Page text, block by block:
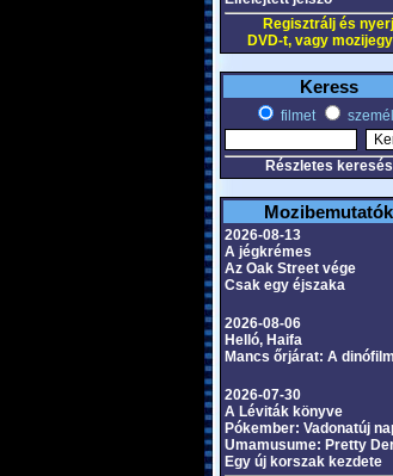
Regisztrálj és nyerj
DVD-t, vagy
Keress
filmet
Részletes keresés
Mozibemutatók
2026-08-13
A jégkrémes
Az Oak Street vége
Csak egy éjszaka
2026-08-06
Helló, Haifa
Mancs őrjárat: A dinófilm
2026-07-30
A Léviták könyve
Pókember: Vadonatúj
Umamusume: Pretty
Egy új korszak kezdete